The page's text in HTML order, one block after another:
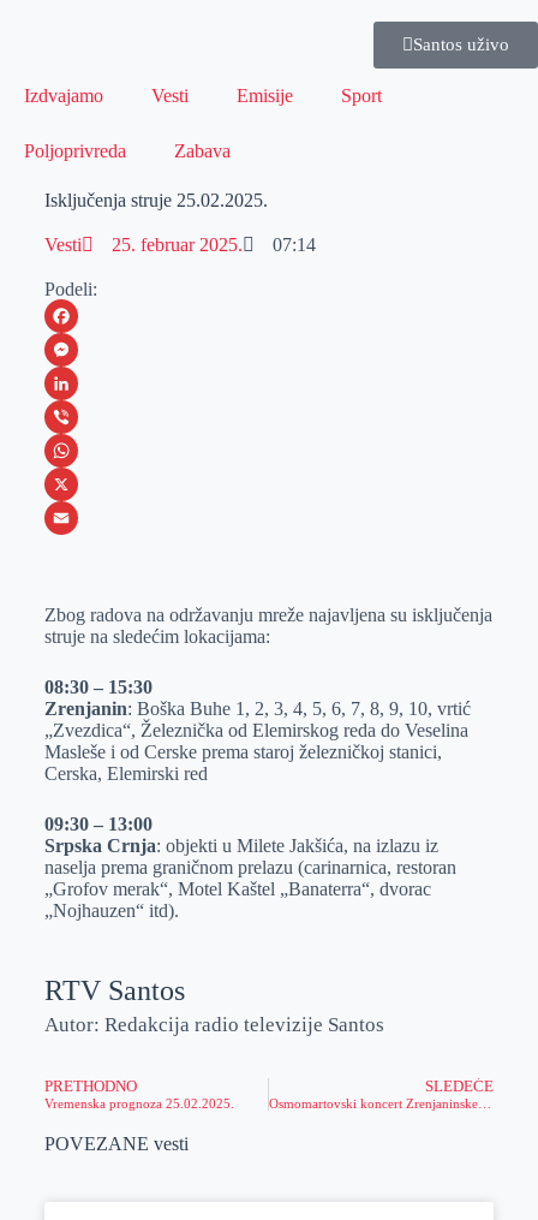
Santos uživo
Izdvajamo Vesti Emisije Sport
Poljoprivreda Zabava
Isključenja struje 25.02.2025.
Vesti 25. februar 2025. 07:14
Podeli:
F
a
c
e
b
o
M
e
s
s
e
e
L
i
n
k
I
V
i
b
W
h
s
p
p
X
a
l
Zbog radova na održavanju mreže najavljena su isključenja
struje na sledećim lokacijama:
08:30 – 15:30
Zrenjanin: Boška Buhe 1, 2, 3, 4, 5, 6, 7, 8, 9, 10, vrtić
„Zvezdica“, Železnička od Elemirskog reda do Veselina
Masleše i od Cerske prema staroj železničkoj stanici,
Cerska, Elemirski red
09:30 – 13:00
Srpska Crnja: objekti u Milete Jakšića, na izlazu iz
naselja prema graničnom prelazu (carinarnica, restoran
„Grofov merak“, Motel Kaštel „Banaterra“, dvorac
„Nojhauzen“ itd).
RTV Santos
Autor: Redakcija radio televizije Santos
PRETHODNO
Vremenska prognoza 25.02.2025.
SLEDEĆE
POVEZANE vesti